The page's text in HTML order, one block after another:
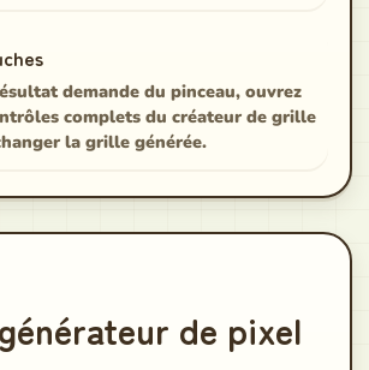
demande du pinceau, ouvrez
complets du créateur de grille
la grille générée.
de pixel